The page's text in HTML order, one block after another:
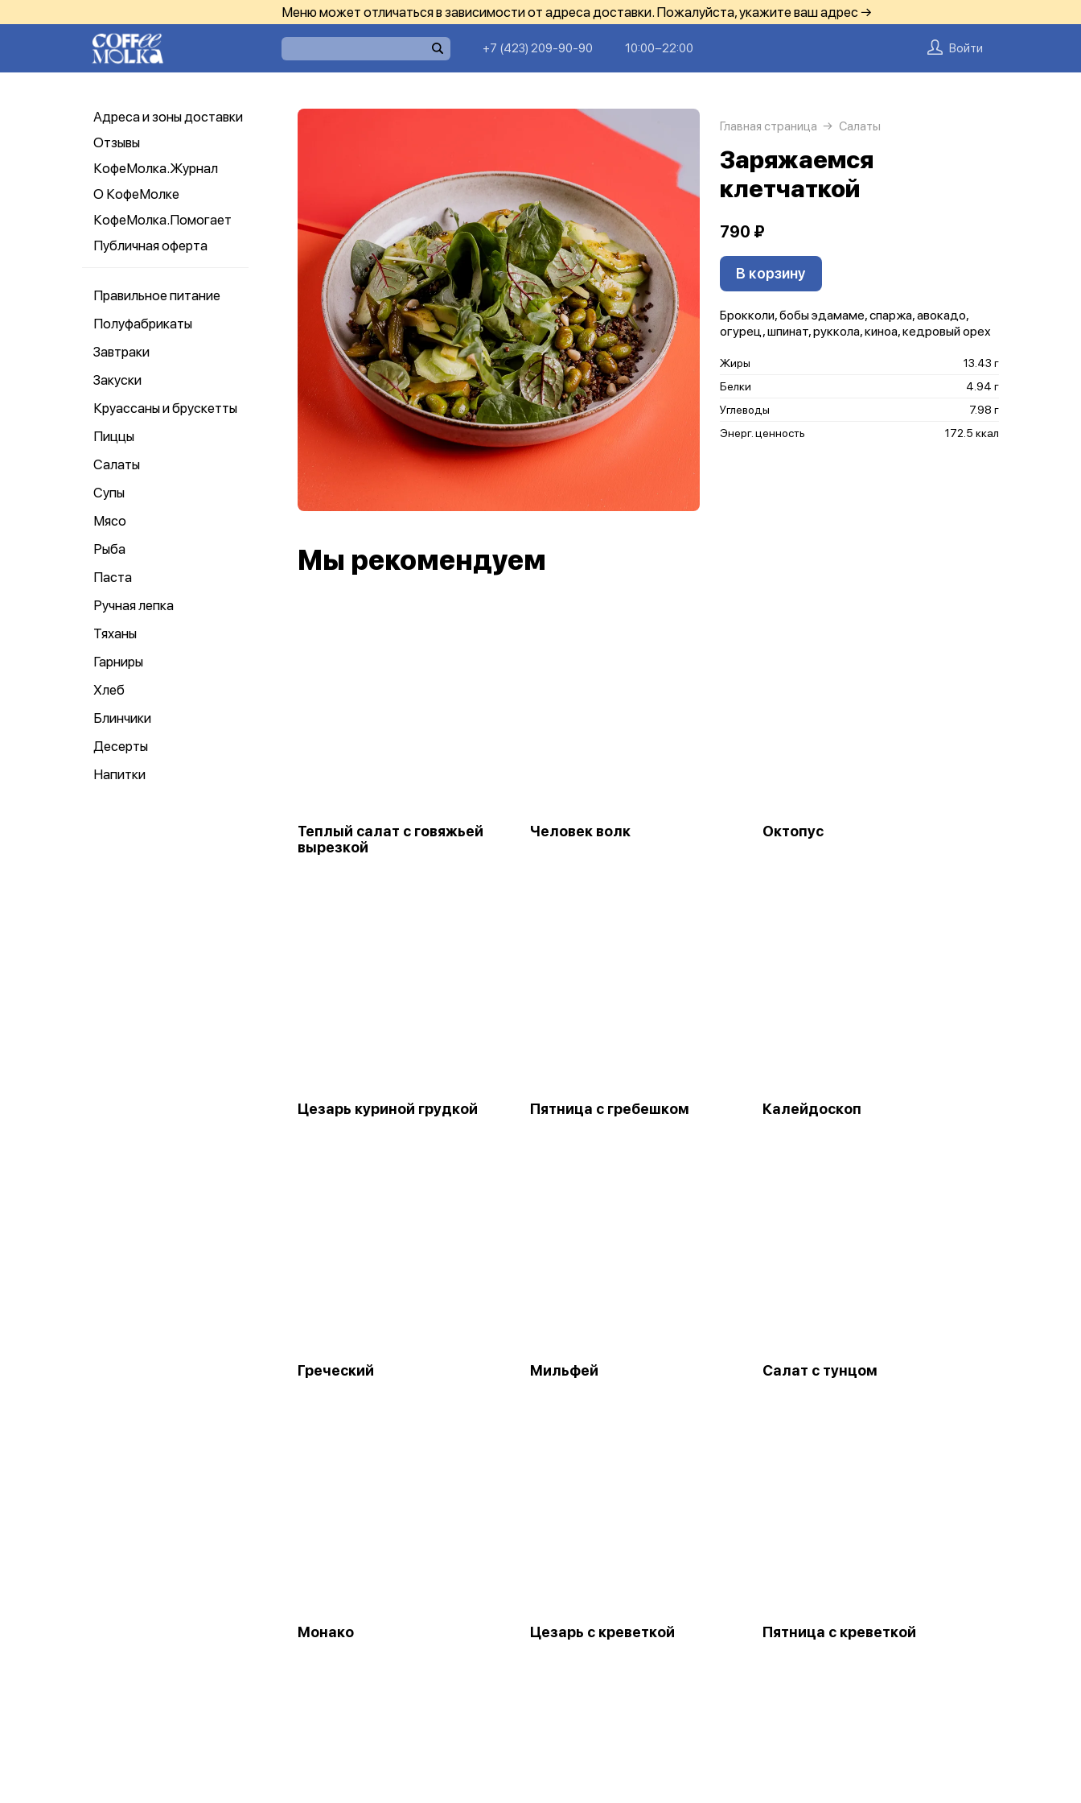
Меню может отличаться в зависимости от адреса доставки. Пожалуйста, укажите ваш адрес →
+7 (423) 209-90-90 10:00−22:00 Войти
Адреса и зоны доставки
Отзывы
КофеМолка.Журнал
О КофеМолке
КофеМолка.Помогает
Публичная оферта
Правильное питание
Полуфабрикаты
Завтраки
Закуски
Круассаны и брускетты
Пиццы
Салаты
Супы
Мясо
Рыба
Паста
Ручная лепка
Тяханы
Гарниры
Хлеб
Блинчики
Десерты
Напитки
Главная страница Салаты
Заряжаемся
клетчаткой
790 ₽
В корзину
Брокколи, бобы эдамаме, спаржа, авокадо,
огурец, шпинат, руккола, киноа, кедровый орех
Жиры
13.43 г
Белки
4.94 г
Углеводы
7.98 г
Энерг. ценность
172.5 ккал
Мы рекомендуем
Теплый салат с говяжьей
вырезкой
Человек волк Октопус
Цезарь куриной грудкой Пятница с гребешком Калейдоскоп
Греческий Мильфей Салат с тунцом
Монако Цезарь с креветкой Пятница с креветкой